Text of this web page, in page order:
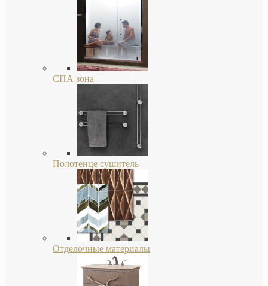
СПА зона
Полотенце сушитель
Отделочные материалы